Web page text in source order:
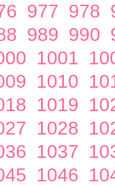
977 978
989 990
1001
1010
1019
1028
1037
1046